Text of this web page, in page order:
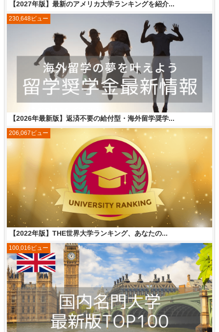
【2027年版】最新のアメリカ大学ランキングを紹介...
【2026年最新版】返済不要の給付型・海外留学奨学...
230,648ビュー
【2022年版】THE世界大学ランキング、あなたの...
206,067ビュー
100,016ビュー